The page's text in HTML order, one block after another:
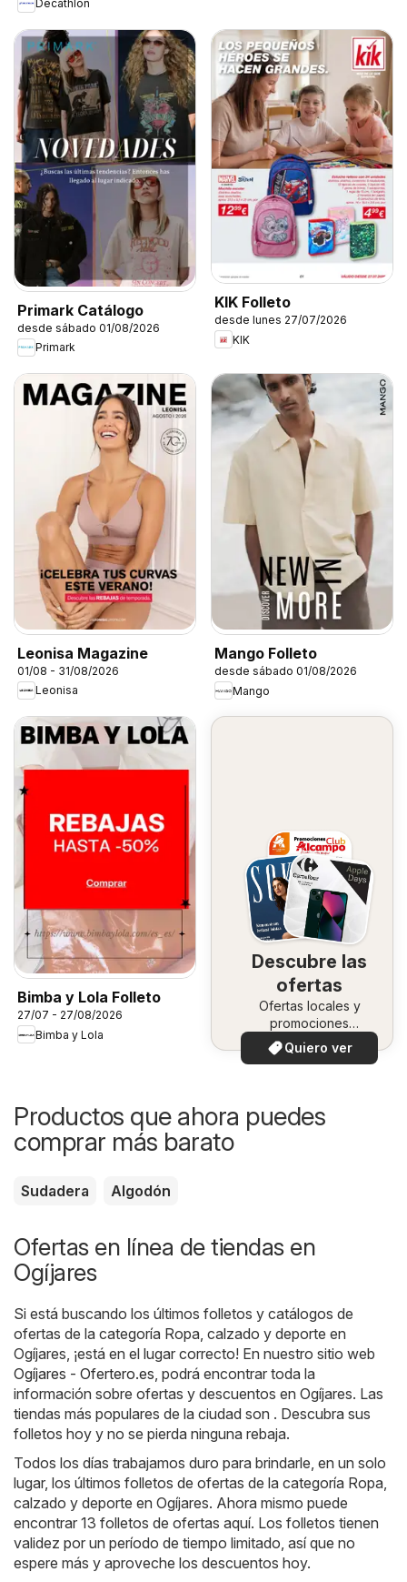
Decathlon
Primark Catálogo
desde sábado 01/08/2026
Primark
KIK Folleto
desde lunes 27/07/2026
KIK
Leonisa Magazine
01/08 - 31/08/2026
Leonisa
Mango Folleto
desde sábado 01/08/2026
Mango
Bimba y Lola Folleto
27/07 - 27/08/2026
Bimba y Lola
Descubre las
ofertas
Ofertas locales y
promociones
especiales.
Quiero ver
Productos que ahora puedes
comprar más barato
Sudadera Algodón
Ofertas en línea de tiendas en
Ogíjares
Si está buscando los últimos folletos y catálogos de
ofertas de la categoría Ropa, calzado y deporte en
Ogíjares, ¡está en el lugar correcto! En nuestro sitio web
Ogíjares - Ofertero.es, podrá encontrar toda la
información sobre ofertas y descuentos en Ogíjares. Las
tiendas más populares de la ciudad son . Descubra sus
folletos hoy y no se pierda ninguna rebaja.
Todos los días trabajamos duro para brindarle, en un solo
lugar, los últimos folletos de ofertas de la categoría Ropa,
calzado y deporte en Ogíjares. Ahora mismo puede
encontrar 13 folletos de ofertas aquí. Los folletos tienen
validez por un período de tiempo limitado, así que no
espere más y aproveche los descuentos hoy.